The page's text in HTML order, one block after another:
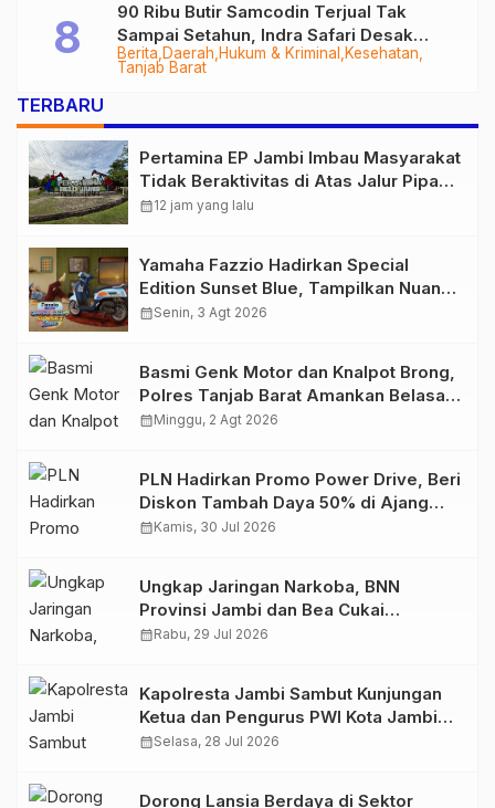
Berita Daerah Hukum & Kriminal
Kesehatan
Tanjab Barat
90 Ribu Butir Samcodin Terjual Tak
Sampai Setahun, Indra Safari Desak
Audit Menyeluruh
TERBARU
Pertamina EP Jambi Imbau Masyarakat
Tidak Beraktivitas di Atas Jalur Pipa
Migas Demi Keselamatan Bersama
calendar_month12 jam yang lalu
Yamaha Fazzio Hadirkan Special
Edition Sunset Blue, Tampilkan Nuansa
Retro Summer yang Semakin Skena
calendar_monthSenin, 3 Agt 2026
Basmi Genk Motor dan Knalpot Brong,
Polres Tanjab Barat Amankan Belasan
Kendaraan
calendar_monthMinggu, 2 Agt 2026
PLN Hadirkan Promo Power Drive, Beri
Diskon Tambah Daya 50% di Ajang
GIIAS 2026
calendar_monthKamis, 30 Jul 2026
Ungkap Jaringan Narkoba, BNN
Provinsi Jambi dan Bea Cukai
Amankan Sembilan Pelaku beserta
calendar_monthRabu, 29 Jul 2026
Kapolresta Jambi Sambut Kunjungan
Ketua dan Pengurus PWI Kota Jambi
Perkuat Sinergi dan Kolaborasi
calendar_monthSelasa, 28 Jul 2026
Dorong Lansia Berdaya di Sektor